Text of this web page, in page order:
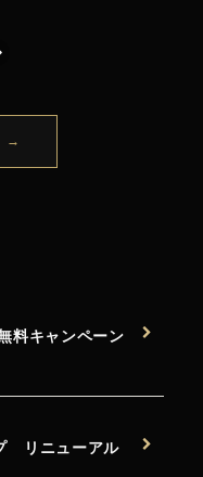
料キャンペーン
リニューアル